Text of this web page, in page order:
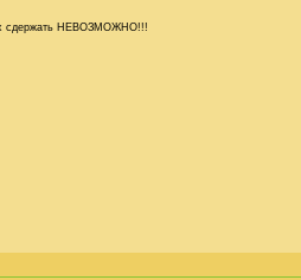
сдержать НЕВОЗМОЖНО!!!